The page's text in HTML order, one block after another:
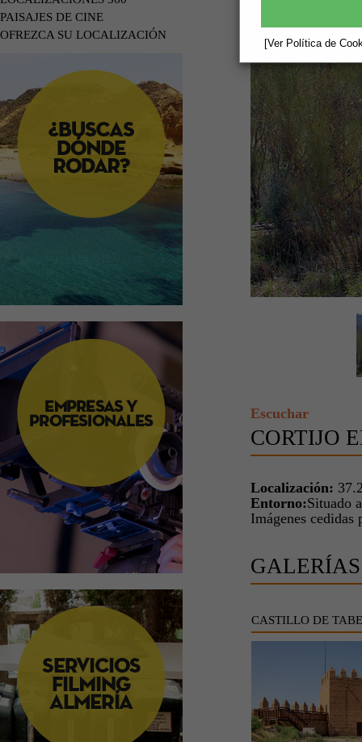
[Ver Política de
PAISAJES DE CINE
OFREZCA SU LOCALIZACIÓN
Escuchar
CORTIJO
Localización:
Entorno:Situado
Imágenes cedidas
CASTILLO DE